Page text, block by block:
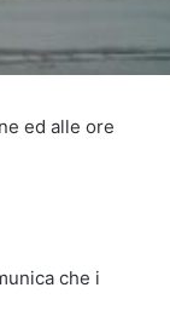
ed alle ore
che i